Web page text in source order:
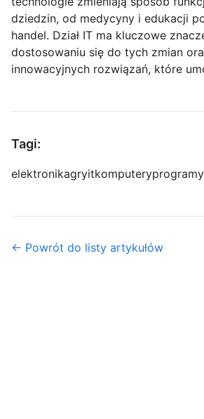
dziedzin, od medycyny i edukacji
handel. Dział IT ma kluczowe
dostosowaniu się do tych zmian
innowacyjnych rozwiązań, które
Tagi:
elektronikagryitkomputeryprogramy
← Powrót do listy artykułów